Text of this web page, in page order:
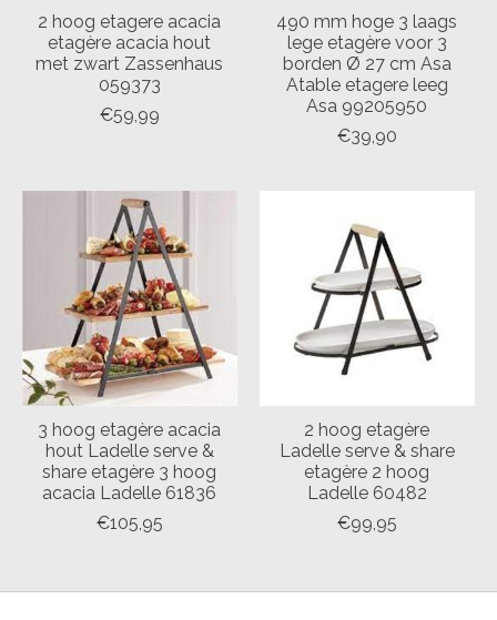
2 hoog etagere acacia
etagère acacia hout
met zwart Zassenhaus
059373
€59,99
490 mm hoge 3 laags
lege etagère voor 3
borden Ø 27 cm Asa
Atable etagere leeg
Asa 99205950
€39,90
3 hoog etagère acacia
hout Ladelle serve &
share etagère 3 hoog
acacia Ladelle 61836
€105,95
2 hoog etagère
Ladelle serve & share
etagère 2 hoog
Ladelle 60482
€99,95